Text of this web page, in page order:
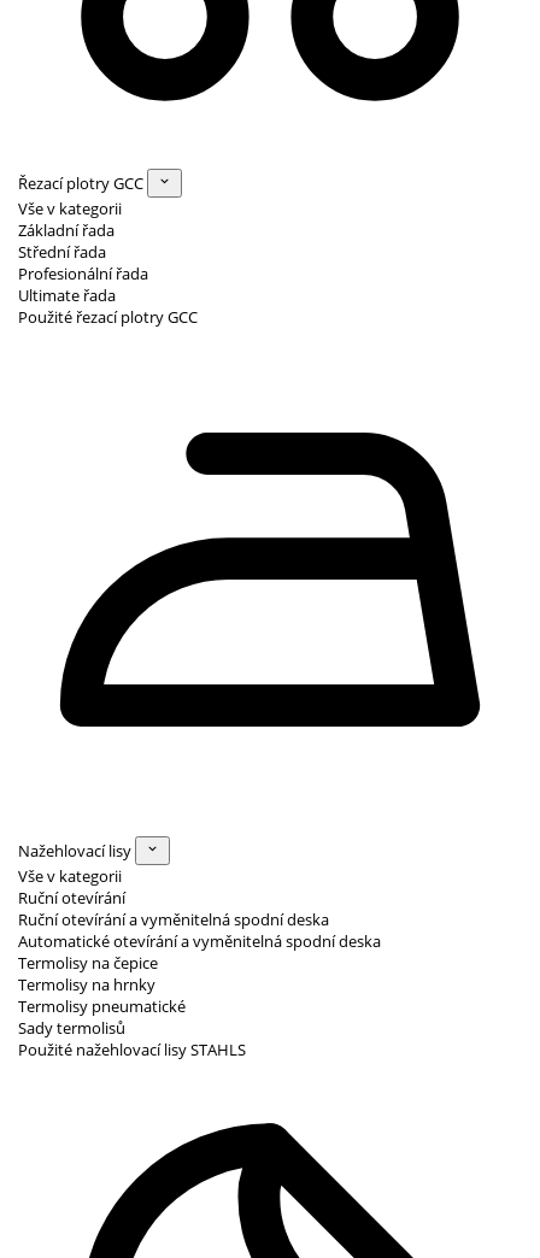
Řezací plotry GCC
Vše v kategorii
Základní řada
Střední řada
Profesionální řada
Ultimate řada
Použité řezací plotry GCC
Nažehlovací lisy
Vše v kategorii
Ruční otevírání
Ruční otevírání a vyměnitelná spodní deska
Automatické otevírání a vyměnitelná spodní deska
Termolisy na čepice
Termolisy na hrnky
Termolisy pneumatické
Sady termolisů
Použité nažehlovací lisy STAHLS